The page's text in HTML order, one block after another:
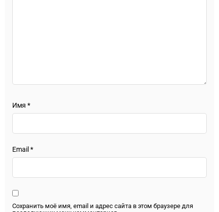
Имя *
Email *
Сохранить моё имя, email и адрес сайта в этом браузере для